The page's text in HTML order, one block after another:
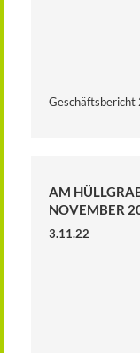
Geschäftsbericht
AM
OVEMBER
3.11.22